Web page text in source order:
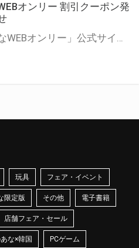
オンリー 割引クーポン発
「とらのあなWEBオンリー」公式サイトでとらのあな通販の「割引クーポン」を配布中！ イベントごとに開催当日限定で使える割引クーポンのシリアルコードを発行します。 とらのあなWEBオンリーのページをチェックして、イベント当日にお得にお買い物を楽しみましょう♪ ※本キャンペーンは予告なく終了する場合がございます。 とらのあなWEBオンリーサイトはこちら
玩具 フェア・イベント
限定版 その他 電子書籍
店舗フェア・セール
な×韓国 PCゲーム